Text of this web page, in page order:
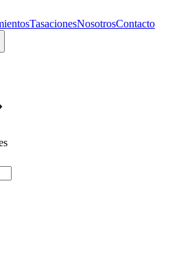
TasacionesNosotrosContacto